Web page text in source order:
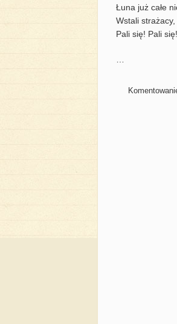
Łuna już całe
Wstali
Pali się! Pali